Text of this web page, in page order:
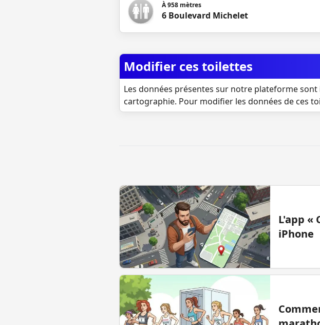
À958 mètres
6 Boulevard Michelet
Modifier ces toilettes
Les données présentes sur notre plateforme
cartographie. Pour modifier les données de ces
L'app «
iPhone